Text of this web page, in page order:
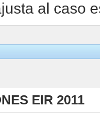
al caso
EIR 2011